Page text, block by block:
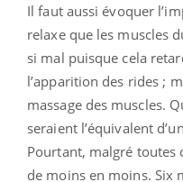
Il faut aussi évoquer
relaxe que les muscles
si mal puisque cela
l’apparition des rides ;
massage des muscles.
seraient l’équivalent
Pourtant, malgré toutes
de moins en moins. Six